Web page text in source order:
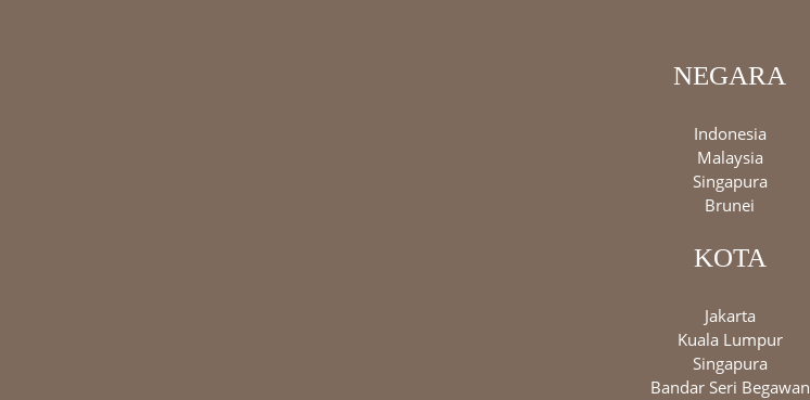
NEGARA
Indonesia
Malaysia
Singapura
Brunei
KOTA
Jakarta
Kuala Lumpur
Singapura
Bandar Seri Begawan